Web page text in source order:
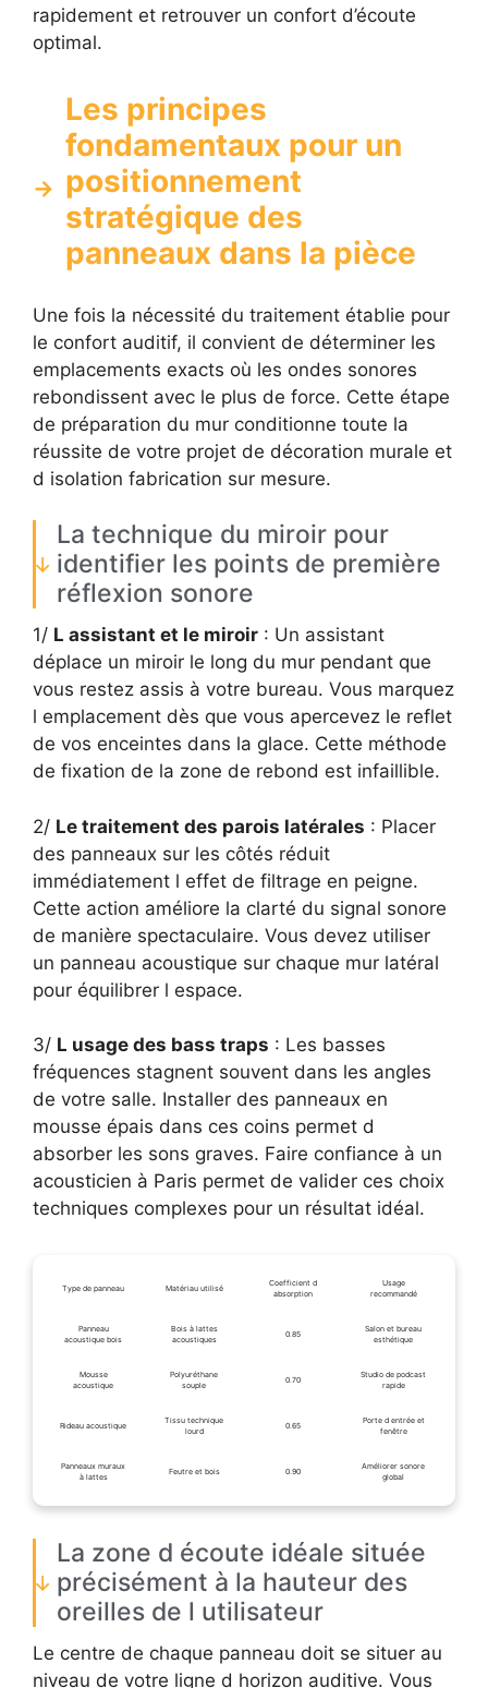
rapidement et retrouver un confort d’écoute
optimal.
Les principes
fondamentaux pour un
positionnement
stratégique des
panneaux dans la pièce
Une fois la nécessité du traitement établie pour
le confort auditif, il convient de déterminer les
emplacements exacts où les ondes sonores
rebondissent avec le plus de force. Cette étape
de préparation du mur conditionne toute la
réussite de votre projet de décoration murale et
d isolation fabrication sur mesure.
La technique du miroir pour
identifier les points de première
réflexion sonore
1/ L assistant et le miroir : Un assistant
déplace un miroir le long du mur pendant que
vous restez assis à votre bureau. Vous marquez
l emplacement dès que vous apercevez le reflet
de vos enceintes dans la glace. Cette méthode
de fixation de la zone de rebond est infaillible.
2/ Le traitement des parois latérales : Placer
des panneaux sur les côtés réduit
immédiatement l effet de filtrage en peigne.
Cette action améliore la clarté du signal sonore
de manière spectaculaire. Vous devez utiliser
un panneau acoustique sur chaque mur latéral
pour équilibrer l espace.
3/ L usage des bass traps : Les basses
fréquences stagnent souvent dans les angles
de votre salle. Installer des panneaux en
mousse épais dans ces coins permet d
absorber les sons graves. Faire confiance à un
acousticien à Paris permet de valider ces choix
techniques complexes pour un résultat idéal.
Type de panneau Matériau utilisé
Coefficient d
absorption
Usage
recommandé
Panneau
acoustique bois
Bois à lattes
acoustiques
0.85
Salon et bureau
esthétique
Mousse
acoustique
Polyuréthane
souple
0.70
Studio de podcast
rapide
Rideau acoustique
Tissu technique
lourd
0.65
Porte d entrée et
fenêtre
Panneaux muraux
à lattes
Feutre et bois 0.90
Améliorer sonore
global
La zone d écoute idéale située
précisément à la hauteur des
oreilles de l utilisateur
Le centre de chaque panneau doit se situer au
niveau de votre ligne d horizon auditive. Vous